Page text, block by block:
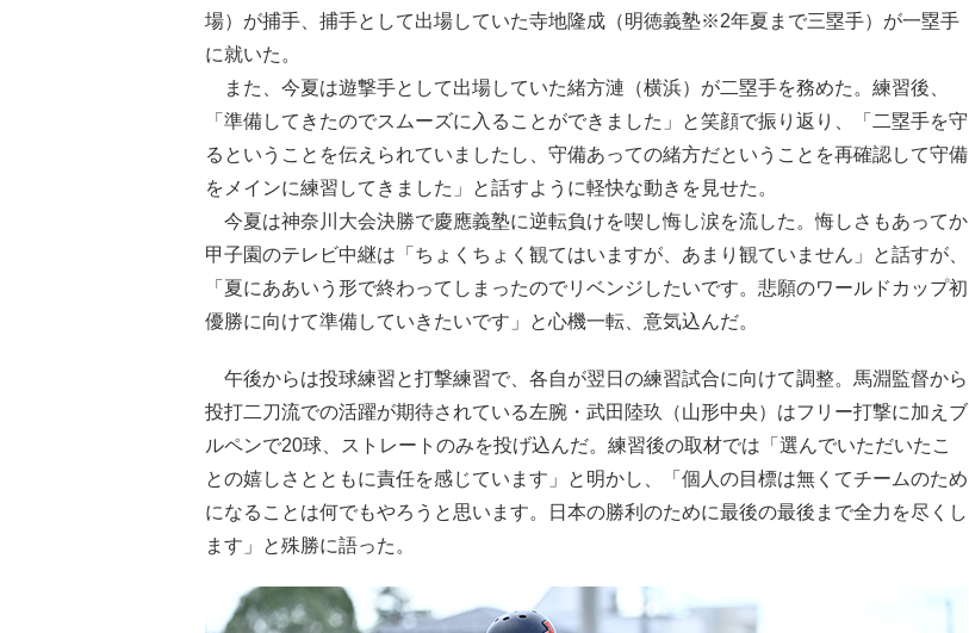
場）が捕手、捕手として出場していた寺地隆成（明徳義塾※2年夏まで三塁手）が一塁手
に就いた。
また、今夏は遊撃手として出場していた緒方漣（横浜）が二塁手を務めた。練習後、
「準備してきたのでスムーズに入ることができました」と笑顔で振り返り、「二塁手を守
るということを伝えられていましたし、守備あっての緒方だということを再確認して守備
をメインに練習してきました」と話すように軽快な動きを見せた。
今夏は神奈川大会決勝で慶應義塾に逆転負けを喫し悔し涙を流した。悔しさもあってか
甲子園のテレビ中継は「ちょくちょく観てはいますが、あまり観ていません」と話すが、
「夏にああいう形で終わってしまったのでリベンジしたいです。悲願のワールドカップ初
優勝に向けて準備していきたいです」と心機一転、意気込んだ。
午後からは投球練習と打撃練習で、各自が翌日の練習試合に向けて調整。馬淵監督から
投打二刀流での活躍が期待されている左腕・武田陸玖（山形中央）はフリー打撃に加えブ
ルペンで20球、ストレートのみを投げ込んだ。練習後の取材では「選んでいただいたこ
との嬉しさとともに責任を感じています」と明かし、「個人の目標は無くてチームのため
になることは何でもやろうと思います。日本の勝利のために最後の最後まで全力を尽くし
ます」と殊勝に語った。